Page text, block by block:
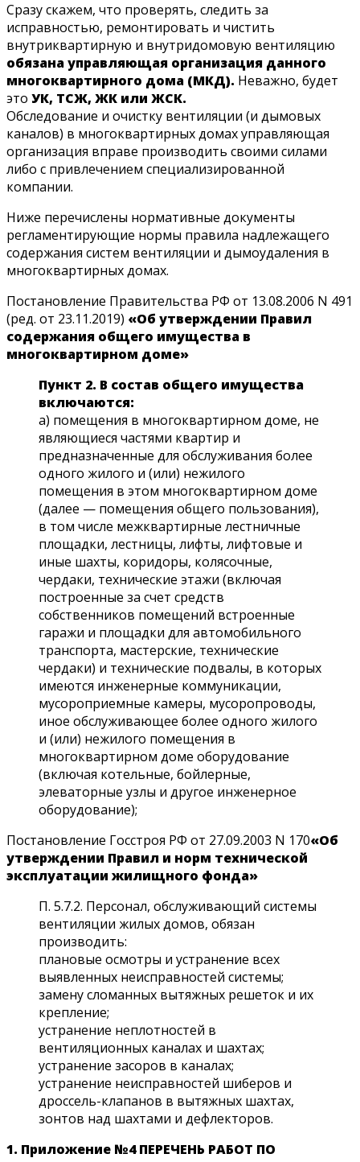
Сразу скажем, что проверять, следить за
исправностью, ремонтировать и чистить
внутриквартирную и внутридомовую вентиляцию
обязана управляющая организация данного
многоквартирного дома (МКД). Неважно, будет
это УК, ТСЖ, ЖК или ЖСК.
Обследование и очистку вентиляции (и дымовых
каналов) в многоквартирных домах управляющая
организация вправе производить своими силами
либо с привлечением специализированной
компании.
Ниже перечислены нормативные документы
регламентирующие нормы правила надлежащего
содержания систем вентиляции и дымоудаления в
многоквартирных домах.
Постановление Правительства РФ от 13.08.2006 N 491
(ред. от 23.11.2019) «Об утверждении Правил
содержания общего имущества в
многоквартирном доме»
Пункт 2. В состав общего имущества
включаются:
а) помещения в многоквартирном доме, не
являющиеся частями квартир и
предназначенные для обслуживания более
одного жилого и (или) нежилого
помещения в этом многоквартирном доме
(далее — помещения общего пользования),
в том числе межквартирные лестничные
площадки, лестницы, лифты, лифтовые и
иные шахты, коридоры, колясочные,
чердаки, технические этажи (включая
построенные за счет средств
собственников помещений встроенные
гаражи и площадки для автомобильного
транспорта, мастерские, технические
чердаки) и технические подвалы, в которых
имеются инженерные коммуникации,
мусороприемные камеры, мусоропроводы,
иное обслуживающее более одного жилого
и (или) нежилого помещения в
многоквартирном доме оборудование
(включая котельные, бойлерные,
элеваторные узлы и другое инженерное
оборудование);
Постановление Госстроя РФ от 27.09.2003 N 170«Об
утверждении Правил и норм технической
эксплуатации жилищного фонда»
П. 5.7.2. Персонал, обслуживающий системы
вентиляции жилых домов, обязан
производить:
плановые осмотры и устранение всех
выявленных неисправностей системы;
замену сломанных вытяжных решеток и их
крепление;
устранение неплотностей в
вентиляционных каналах и шахтах;
устранение засоров в каналах;
устранение неисправностей шиберов и
дроссель-клапанов в вытяжных шахтах,
зонтов над шахтами и дефлекторов.
1. Приложение №4 ПЕРЕЧЕНЬ РАБОТ ПО